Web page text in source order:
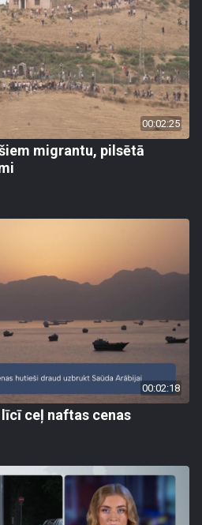
00:02:25
migrantu, pilsētā
00:02:18
ceļ naftas cenas